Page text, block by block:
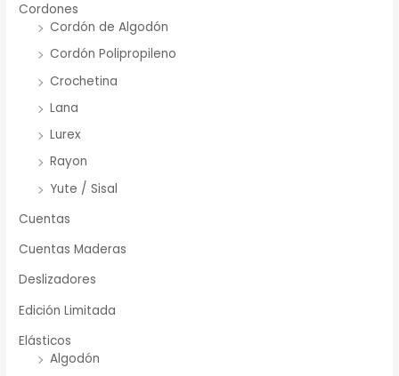
Cordones
Cordón de Algodón
Cordón Polipropileno
Crochetina
Lana
Lurex
Rayon
Yute / Sisal
Cuentas
Cuentas Maderas
Deslizadores
Edición Limitada
Elásticos
Algodón